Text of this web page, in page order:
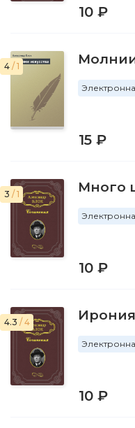
10 ₽
4 / 1
15 ₽
3 / 1 Много
10 ₽
4.3 / 4 Ирония
10 ₽